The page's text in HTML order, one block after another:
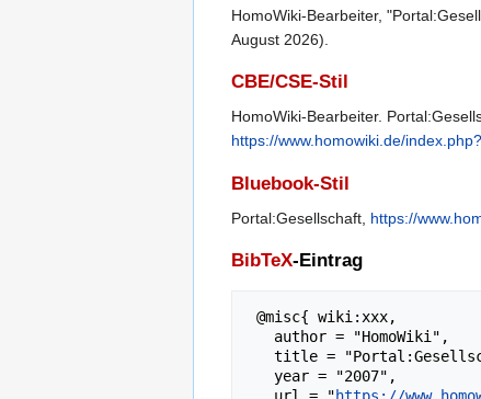
HomoWiki-Bearbeiter,
August 2026).
CBE/CSE-Stil
HomoWiki-Bearbeiter.
https://www.homowiki.de/
Bluebook-Stil
Portal:Gesellschaft, https://
BibTeX-Eintrag